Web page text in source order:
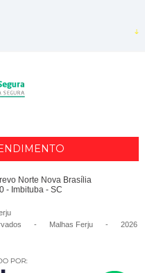
Norte Nova Brasília
- Imbituba - SC
- Malhas Ferju - 2026